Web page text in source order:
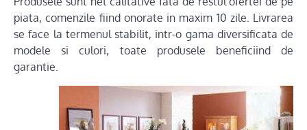
piata, comenzile fiind onorate in maxim 10 zile. Livrarea
se face la termenul stabilit, intr-o gama diversificata de
modele si culori, toate produsele beneficiind de
garantie.